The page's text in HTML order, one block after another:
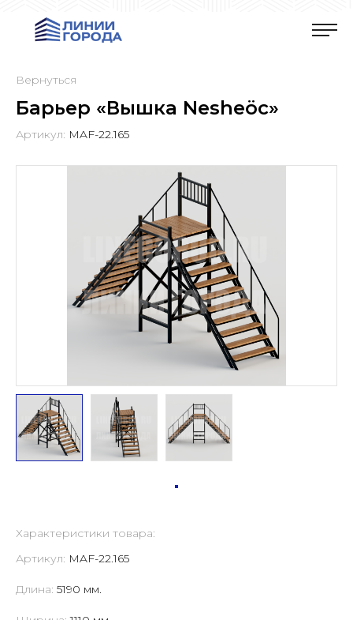
Вернуться
Барьер «Вышка Nesheöc»
Артикул: MAF-22.165
Характеристики товара:
Артикул: MAF-22.165
Длина: 5190 мм.